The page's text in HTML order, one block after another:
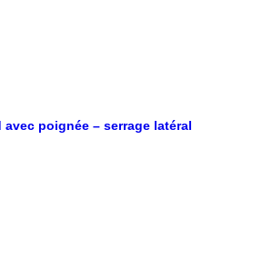
poignée – serrage latéral